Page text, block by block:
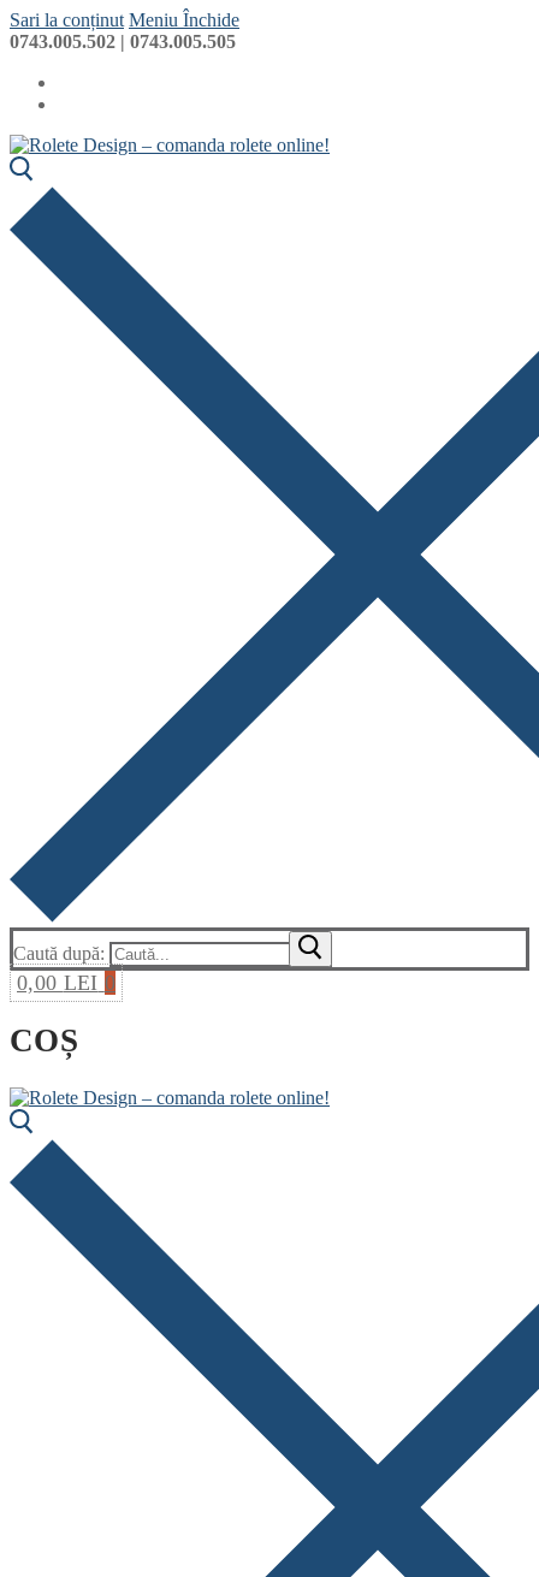
Sari la conținut Meniu Închide
0743.005.502 | 0743.005.505
Caută după:
0,00 LEI 0
COȘ